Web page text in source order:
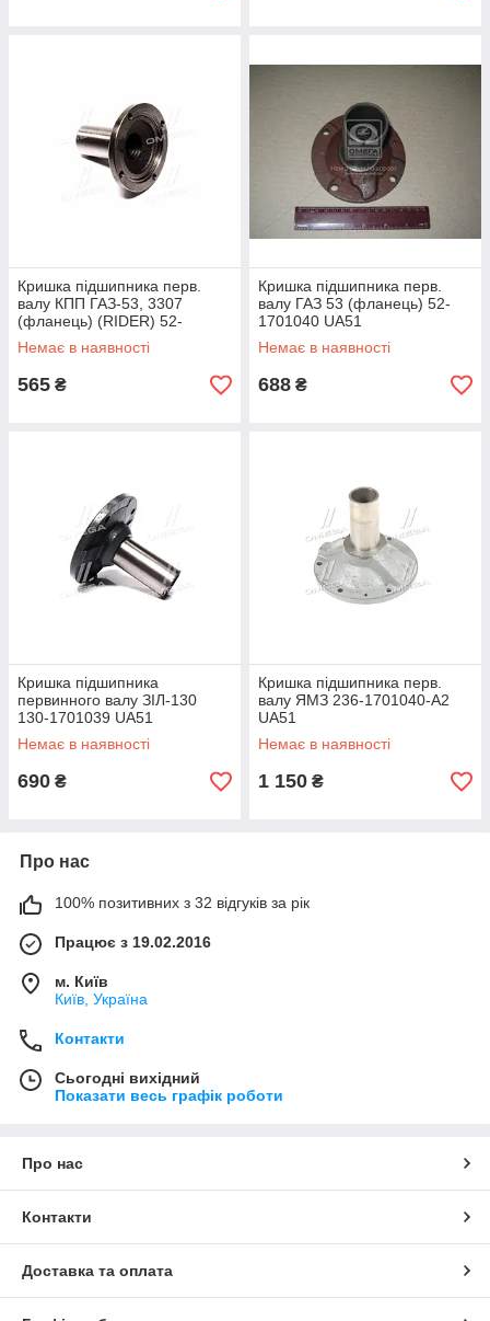
Кришка підшипника перв.
валу КПП ГАЗ-53, 3307
(фланець) (RIDER) 52-
1701040 UA51
Немає в наявності
565 ₴
Кришка підшипника перв.
валу ГАЗ 53 (фланець) 52-
1701040 UA51
Немає в наявності
688 ₴
Кришка підшипника
первинного валу ЗІЛ-130
130-1701039 UA51
Немає в наявності
690 ₴
Кришка підшипника перв.
валу ЯМЗ 236-1701040-А2
UA51
Немає в наявності
1 150 ₴
Про нас
100% позитивних з 32 відгуків за рік
Працює з 19.02.2016
м. Київ
Київ, Україна
Контакти
Сьогодні вихідний
Показати весь графік роботи
Про нас
Контакти
Доставка та оплата